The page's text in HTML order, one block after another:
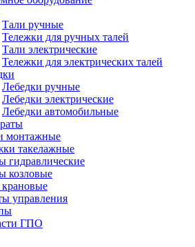
Тали ручные
Тележки для ручных талей
Тали электрические
Тележки для электрических талей
Лебедки ручные
Лебедки электрические
Лебедки автомобильные
монтажные
такелажные
гидравлические
козловые
управления
ГПО